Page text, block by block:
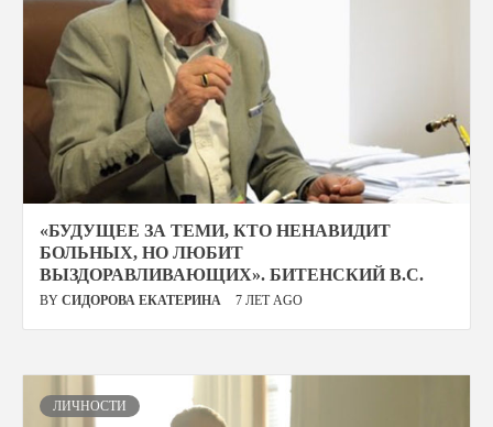
«БУДУЩЕЕ ЗА ТЕМИ, КТО НЕНАВИДИТ
БОЛЬНЫХ, НО ЛЮБИТ
ВЫЗДОРАВЛИВАЮЩИХ». БИТЕНСКИЙ В.С.
BY СИДОРОВА ЕКАТЕРИНА 7 ЛЕТ AGO
ЛИЧНОСТИ